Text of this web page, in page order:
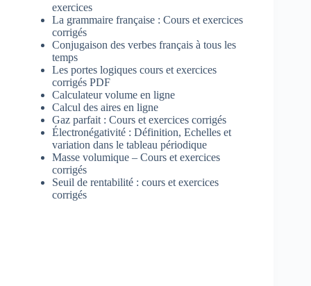
exercices
La grammaire française : Cours et exercices
corrigés
Conjugaison des verbes français à tous les
temps
Les portes logiques cours et exercices
corrigés PDF
Calculateur volume en ligne
Calcul des aires en ligne
Gaz parfait : Cours et exercices corrigés
Électronégativité : Définition, Echelles et
variation dans le tableau périodique
Masse volumique – Cours et exercices
corrigés
Seuil de rentabilité : cours et exercices
corrigés